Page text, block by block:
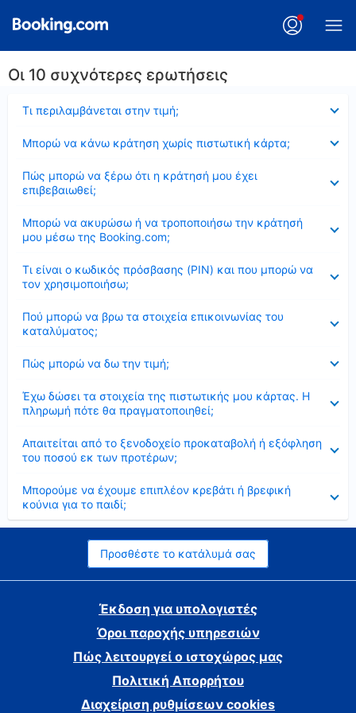
Οι 10 συχνότερες ερωτήσεις
Τι περιλαμβάνεται στην τιμή;
Μπορώ να κάνω κράτηση χωρίς πιστωτική κάρτα;
Πώς μπορώ να ξέρω ότι η κράτησή μου έχει
επιβεβαιωθεί;
Μπορώ να ακυρώσω ή να τροποποιήσω την κράτησή
μου μέσω της Booking.com;
Τι είναι ο κωδικός πρόσβασης (PIN) και που μπορώ να
τον χρησιμοποιήσω;
Πού μπορώ να βρω τα στοιχεία επικοινωνίας του
καταλύματος;
Πώς μπορώ να δω την τιμή;
Έχω δώσει τα στοιχεία της πιστωτικής μου κάρτας. Η
πληρωμή πότε θα πραγματοποιηθεί;
Απαιτείται από το ξενοδοχείο προκαταβολή ή εξόφληση
του ποσού εκ των προτέρων;
Μπορούμε να έχουμε επιπλέον κρεβάτι ή βρεφική
κούνια για το παιδί;
Προσθέστε το κατάλυμά σας
Έκδοση για υπολογιστές
Όροι παροχής υπηρεσιών
Πώς λειτουργεί ο ιστοχώρος μας
Πολιτική Απορρήτου
Διαχείριση ρυθμίσεων cookies